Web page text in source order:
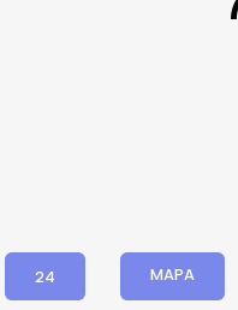
24 MAPA